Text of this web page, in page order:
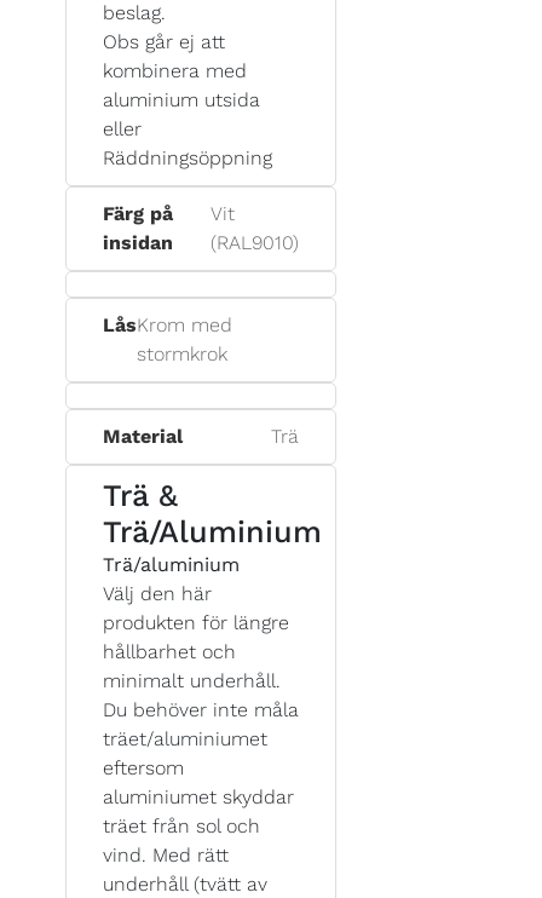
beslag.
Obs går ej att
kombinera med
aluminium utsida
eller
Räddningsöppning
Färg på
insidan
Vit
(RAL9010)
LåsKrom med
stormkrok
Material Trä
Trä &
Trä/Aluminium
Trä/aluminium
Välj den här
produkten för längre
hållbarhet och
minimalt underhåll.
Du behöver inte måla
träet/aluminiumet
eftersom
aluminiumet skyddar
träet från sol och
vind. Med rätt
underhåll (tvätt av